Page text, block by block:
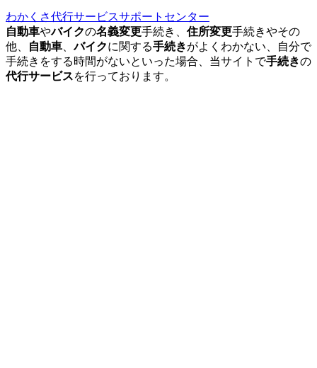
わかくさ代行サービスサポートセンター
自動車やバイクの名義変更手続き、 住所変更手続きやその
他、
自動車 、バイクに関する手続きがよくわかない、自分で
手続きをする時間がないといった場合、当サイトで手続きの
代行サービスを行っております。